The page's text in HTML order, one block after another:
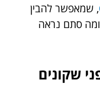
, שמאפשר להבין
סתם נראה
שקונים